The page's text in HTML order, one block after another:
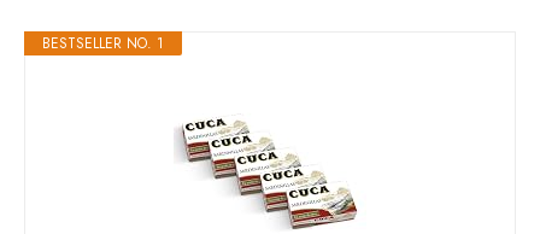
BESTSELLER NO. 1